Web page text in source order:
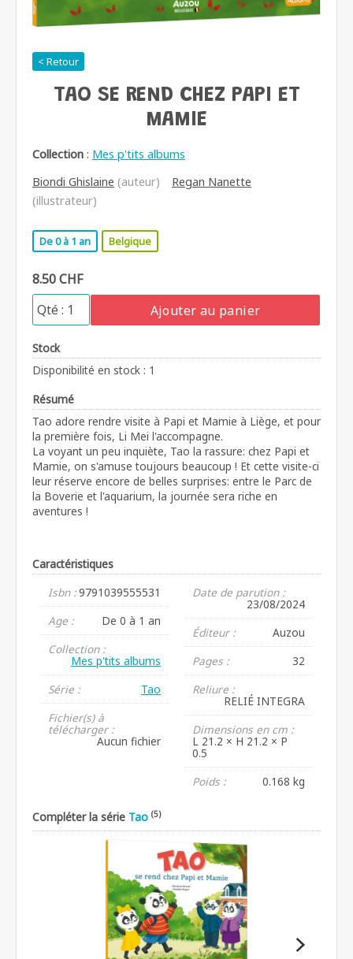
< Retour
TAO SE REND CHEZ PAPI ET
MAMIE
Collection : Mes p'tits albums
Biondi Ghislaine (auteur)
Regan Nanette
(illustrateur)
De 0 à 1 an Belgique
8.50 CHF
Ajouter au panier
Stock
Disponibilité en stock : 1
Résumé
Tao adore rendre visite à Papi et Mamie à Liège, et pour
la première fois, Li Mei l'accompagne.
La voyant un peu inquiète, Tao la rassure: chez Papi et
Mamie, on s'amuse toujours beaucoup ! Et cette visite-ci
leur réserve encore de belles surprises: entre le Parc de
la Boverie et l'aquarium, la journée sera riche en
aventures !
Caractéristiques
Isbn :9791039555531
Age :
De 0 à 1 an
Collection :
Mes p'tits albums
Série :
Tao
Fichier(s) à
télécharger :
Aucun fichier
Date de parution :
23/08/2024
Éditeur :
Auzou
Pages :
32
Reliure :
RELIÉ INTEGRA
Dimensions en cm :
L 21.2 × H 21.2 × P
0.5
Poids :
0.168 kg
Compléter la série Tao (5)